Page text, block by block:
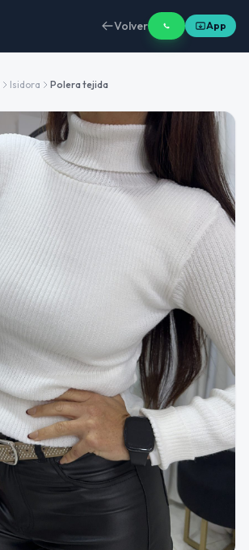
Volver App
Isidora Polera tejida